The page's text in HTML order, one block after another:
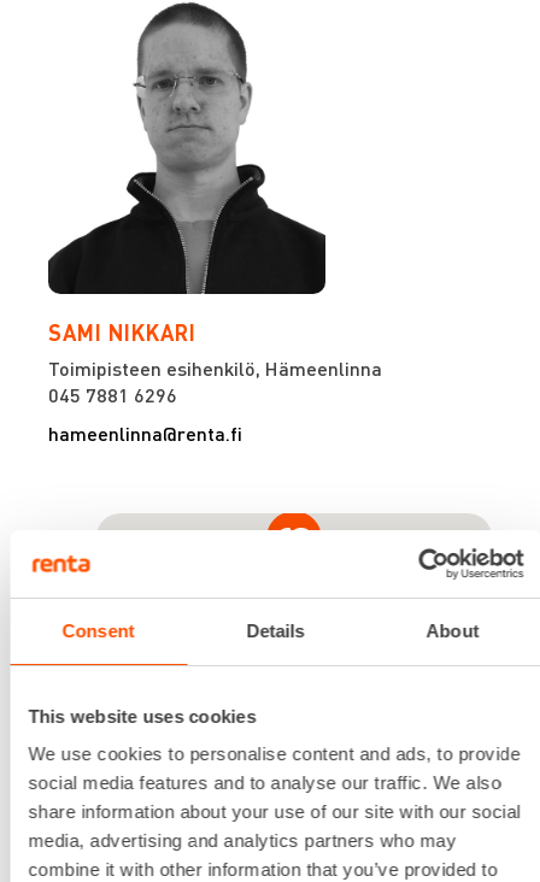
Consent Details About
This website uses cookies
We use cookies to personalise content and ads, to provide
social media features and to analyse our traffic. We also
share information about your use of our site with our social
media, advertising and analytics partners who may
combine it with other information that you’ve provided to
SAMI NIKKARI
Toimipisteen esihenkilö, Hämeenlinna
045 7881 6296
hameenlinna@renta.fi
Renta
Löydät konevuokraamomme
Hämeenlinnasta osoitteesta